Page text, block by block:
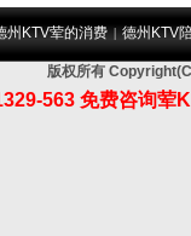
州KTV荤的消费 |德州KTV
版权所有
563 免费咨询荤